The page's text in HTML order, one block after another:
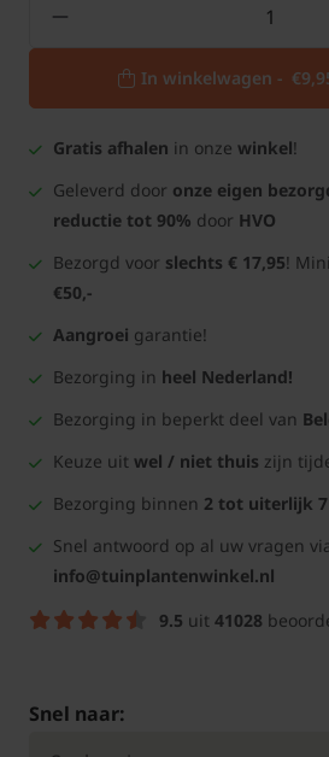
In winkelwagen -
Gratis afhalen in onze winkel!
Geleverd door onze eigen
reductie tot 90% door HVO
Bezorgd voor slechts € 17,95!
€50,-
Aangroei garantie!
Bezorging in heel Nederland!
Bezorging in beperkt deel van
Keuze uit wel / niet thuis zijn
Bezorging binnen 2 tot uiterlijk
Snel antwoord op al uw vragen
info@tuinplantenwinkel.nl
9.5 uit 41028
Snel naar: